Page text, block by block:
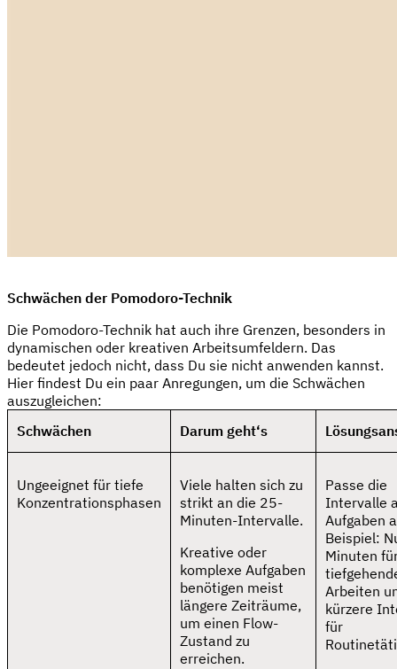
Schwächen der Pomodoro-Technik
Die Pomodoro-Technik hat auch ihre Grenzen, besonders in
dynamischen oder kreativen Arbeitsumfeldern. Das
bedeutet jedoch nicht, dass Du sie nicht anwenden kannst.
Hier findest Du ein paar Anregungen, um die Schwächen
auszugleichen:
Schwächen
Darum geht‘s
Ungeeignet für tiefe
Konzentrationsphasen
Viele halten sich zu
strikt an die 25-
Minuten-Intervalle.
Kreative oder
komplexe Aufgaben
benötigen meist
längere Zeiträume,
um einen Flow-
Zustand zu
erreichen.
Passe die
Intervalle
Aufgaben
Beispiel:
Minuten
Arbeiten
kürzere
für